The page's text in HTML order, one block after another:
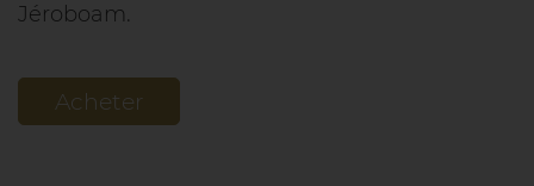
Jéroboam.
Acheter